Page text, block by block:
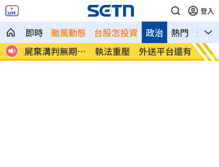
登入
即時 颱風動態 台股怎投資 熱門 影音
政治
徒
執法重壓 外送平台還有選擇？ Audi